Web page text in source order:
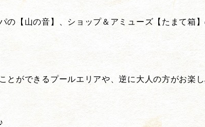
【山の音】、ショップ＆アミューズ【たまて箱
ができるプールエリアや、逆に大人の方がお楽